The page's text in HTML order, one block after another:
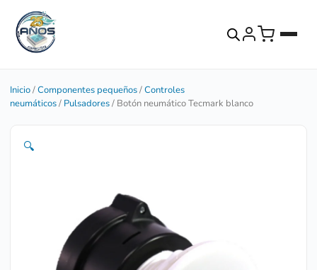
Inicio/Componentes pequeños/Controles
neumáticos/ Pulsadores/ Botón neumático Tecmark blanco
🔍